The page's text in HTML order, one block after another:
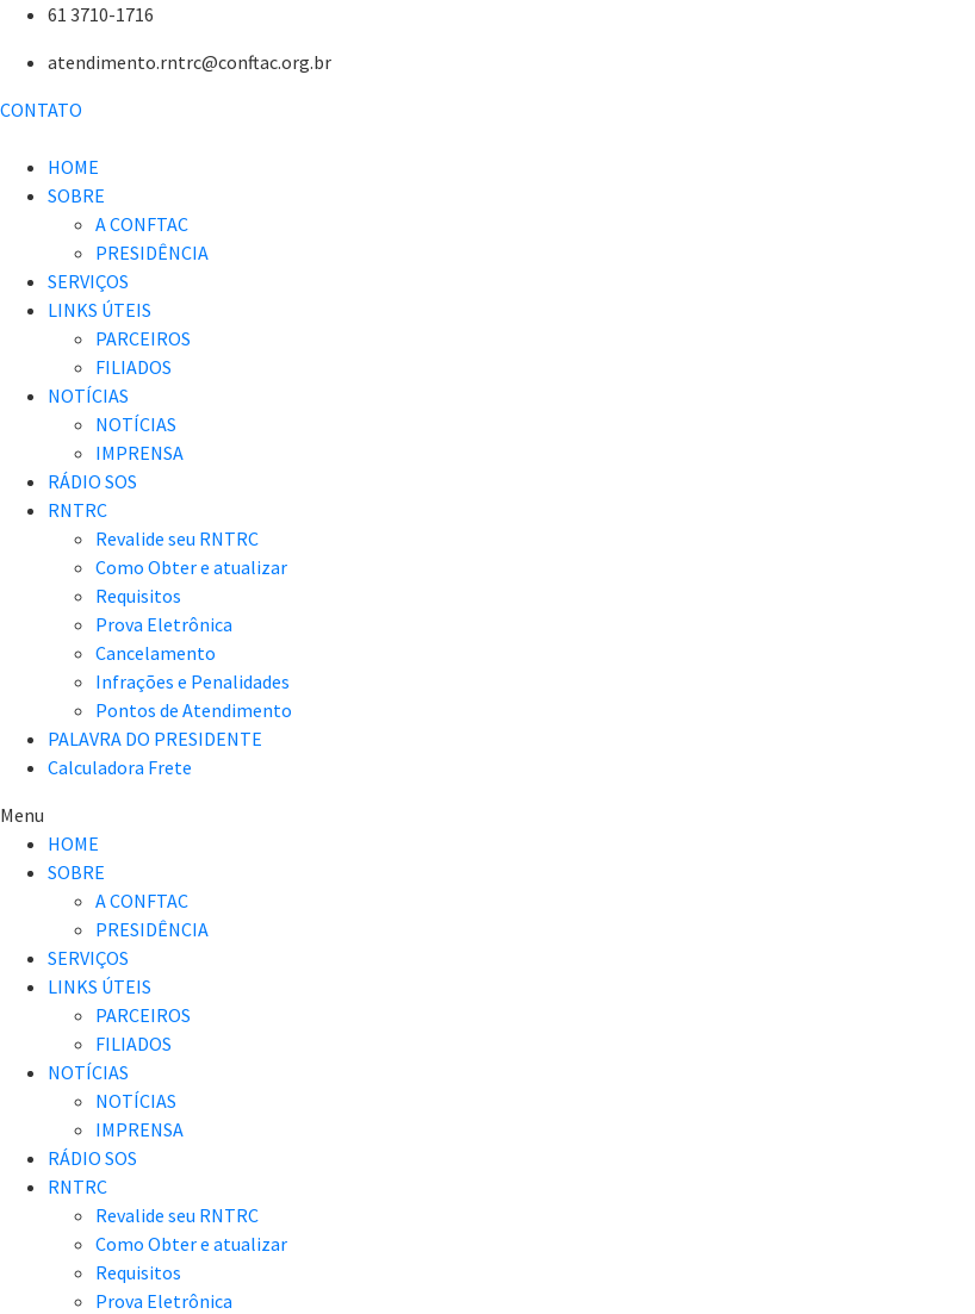
61 3710-1716
atendimento.rntrc@conftac.org.br
CONTATO
HOME
SOBRE
A CONFTAC
PRESIDÊNCIA
SERVIÇOS
LINKS ÚTEIS
PARCEIROS
FILIADOS
NOTÍCIAS
NOTÍCIAS
IMPRENSA
RÁDIO SOS
RNTRC
Revalide seu RNTRC
Como Obter e atualizar
Requisitos
Prova Eletrônica
Cancelamento
Infrações e Penalidades
Pontos de Atendimento
PALAVRA DO PRESIDENTE
Calculadora Frete
Menu
HOME
SOBRE
A CONFTAC
PRESIDÊNCIA
SERVIÇOS
LINKS ÚTEIS
PARCEIROS
FILIADOS
NOTÍCIAS
NOTÍCIAS
IMPRENSA
RÁDIO SOS
RNTRC
Revalide seu RNTRC
Como Obter e atualizar
Requisitos
Prova Eletrônica